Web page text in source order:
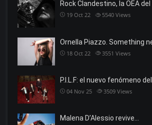
Rock Clandestino, la OEA del
19 Oct 22 5540 Views
Ornella Piazzo. Something
18 Oct 22 3551 Views
P.I.L.F: el nuevo fenómeno del…
04 Nov 25 3509 Views
Malena D’Alessio revive…